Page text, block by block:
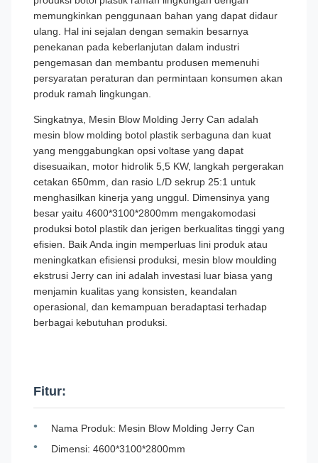
memungkinkan penggunaan bahan yang dapat didaur
ulang. Hal ini sejalan dengan semakin besarnya
penekanan pada keberlanjutan dalam industri
pengemasan dan membantu produsen memenuhi
persyaratan peraturan dan permintaan konsumen akan
produk ramah lingkungan.
Singkatnya, Mesin Blow Molding Jerry Can adalah
mesin blow molding botol plastik serbaguna dan kuat
yang menggabungkan opsi voltase yang dapat
disesuaikan, motor hidrolik 5,5 KW, langkah pergerakan
cetakan 650mm, dan rasio L/D sekrup 25:1 untuk
menghasilkan kinerja yang unggul. Dimensinya yang
besar yaitu 4600*3100*2800mm mengakomodasi
produksi botol plastik dan jerigen berkualitas tinggi yang
efisien. Baik Anda ingin memperluas lini produk atau
meningkatkan efisiensi produksi, mesin blow moulding
ekstrusi Jerry can ini adalah investasi luar biasa yang
menjamin kualitas yang konsisten, keandalan
operasional, dan kemampuan beradaptasi terhadap
berbagai kebutuhan produksi.
Fitur:
Nama Produk: Mesin Blow Molding Jerry Can
Dimensi: 4600*3100*2800mm